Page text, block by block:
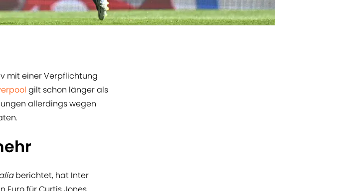
mit einer Verpflichtung
gilt schon länger als
allerdings wegen
berichtet, hat Inter